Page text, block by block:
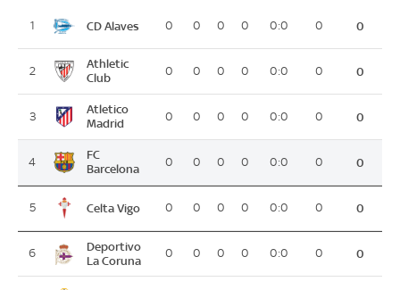
1 CD Alaves 0 0 0 0 0:0 0 0
2
Athletic
Club
0 0 0 0 0:0 0 0
3
Atletico
Madrid
0 0 0 0 0:0 0 0
4
FC
Barcelona
0 0 0 0 0:0 0 0
5 Celta Vigo 0 0 0 0 0:0 0 0
6
Deportivo
La Coruna
0 0 0 0 0:0 0 0